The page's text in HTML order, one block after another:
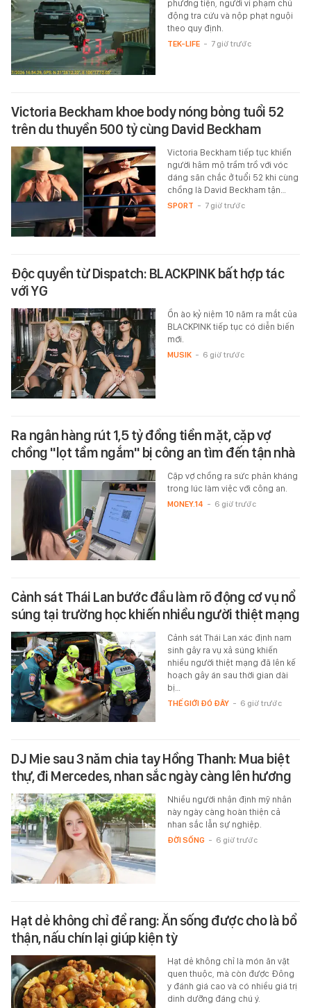
phương tiện, người vi phạm chủ
động tra cứu và nộp phạt nguội
theo quy định.
TEK-LIFE - 7 giờ trước
Victoria Beckham khoe body nóng bỏng tuổi 52
trên du thuyền 500 tỷ cùng David Beckham
Victoria Beckham tiếp tục khiến
người hâm mộ trầm trồ với vóc
dáng săn chắc ở tuổi 52 khi cùng
chồng là David Beckham tận…
SPORT - 7 giờ trước
Độc quyền từ Dispatch: BLACKPINK bất hợp tác
với YG
Ồn ào kỷ niệm 10 năm ra mắt của
BLACKPINK tiếp tục có diễn biến
mới.
MUSIK - 6 giờ trước
Ra ngân hàng rút 1,5 tỷ đồng tiền mặt, cặp vợ
chồng "lọt tầm ngắm" bị công an tìm đến tận nhà
Cặp vợ chồng ra sức phản kháng
trong lúc làm việc với công an.
MONEY.14 - 6 giờ trước
Cảnh sát Thái Lan bước đầu làm rõ động cơ vụ nổ
súng tại trường học khiến nhiều người thiệt mạng
Cảnh sát Thái Lan xác định nam
sinh gây ra vụ xả súng khiến
nhiều người thiệt mạng đã lên kế
hoạch gây án sau thời gian dài
bị…
THẾ GIỚI ĐÓ ĐÂY - 6 giờ trước
DJ Mie sau 3 năm chia tay Hồng Thanh: Mua biệt
thự, đi Mercedes, nhan sắc ngày càng lên hương
Nhiều người nhận định mỹ nhân
này ngày càng hoàn thiện cả
nhan sắc lẫn sự nghiệp.
ĐỜI SỐNG - 6 giờ trước
Hạt dẻ không chỉ để rang: Ăn sống được cho là bổ
thận, nấu chín lại giúp kiện tỳ
Hạt dẻ không chỉ là món ăn vặt
quen thuộc, mà còn được Đông
y đánh giá cao và có nhiều giá trị
dinh dưỡng đáng chú ý.